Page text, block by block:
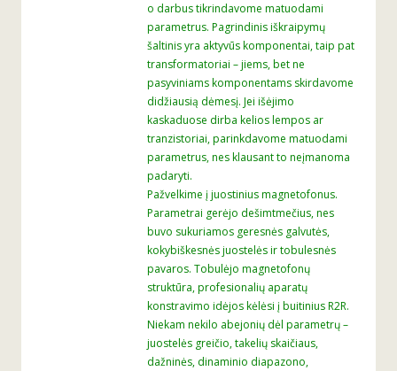
o darbus tikrindavome matuodami
parametrus. Pagrindinis iškraipymų
šaltinis yra aktyvūs komponentai, taip pat
transformatoriai – jiems, bet ne
pasyviniams komponentams skirdavome
didžiausią dėmesį. Jei išėjimo
kaskaduose dirba kelios lempos ar
tranzistoriai, parinkdavome matuodami
parametrus, nes klausant to neįmanoma
padaryti.
Pažvelkime į juostinius magnetofonus.
Parametrai gerėjo dešimtmečius, nes
buvo sukuriamos geresnės galvutės,
kokybiškesnės juostelės ir tobulesnės
pavaros. Tobulėjo magnetofonų
struktūra, profesionalių aparatų
konstravimo idėjos kėlėsi į buitinius R2R.
Niekam nekilo abejonių dėl parametrų –
juostelės greičio, takelių skaičiaus,
dažninės, dinaminio diapazono,